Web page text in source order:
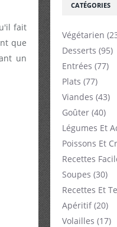
fait
que
un
CATÉGORIES
Végétarien
Desserts (95)
Entrées (77)
Plats (77)
Viandes (43)
Goûter (40)
Légumes Et
Poissons Et
Recettes
Soupes (30)
Recettes Et
Apéritif(20)
Volailles (17)